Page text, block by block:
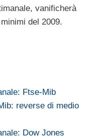
vanificherà
del 2009.
Ftse-Mib
reverse di medio
Dow Jones